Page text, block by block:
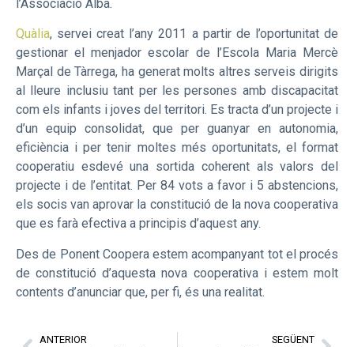
l’Associació Alba.
Quàlia, servei creat l’any 2011 a partir de l’oportunitat de
gestionar el menjador escolar de l’Escola Maria Mercè
Marçal de Tàrrega, ha generat molts altres serveis dirigits
al lleure inclusiu tant per les persones amb discapacitat
com els infants i joves del territori. Es tracta d’un projecte i
d’un equip consolidat, que per guanyar en autonomia,
eficiència i per tenir moltes més oportunitats, el format
cooperatiu esdevé una sortida coherent als valors del
projecte i de l’entitat. Per 84 vots a favor i 5 abstencions,
els socis van aprovar la constitució de la nova cooperativa
que es farà efectiva a principis d’aquest any.
Des de Ponent Coopera estem acompanyant tot el procés
de constitució d’aquesta nova cooperativa i estem molt
contents d’anunciar que, per fi, és una realitat.
ANTERIOR SEGÜENT